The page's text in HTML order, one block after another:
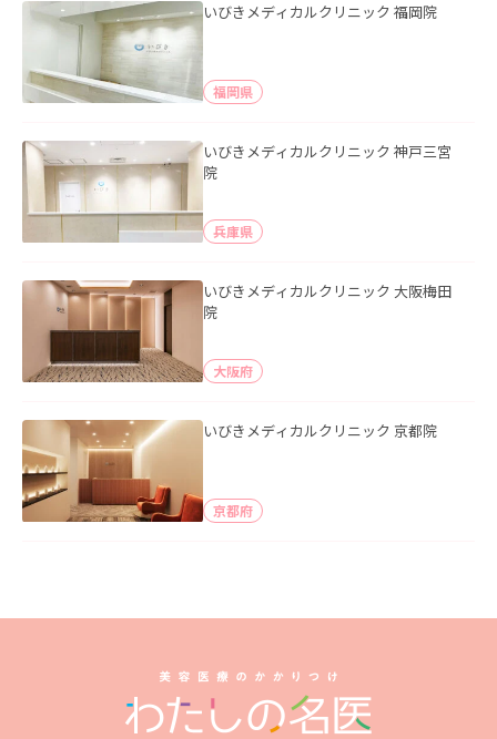
いびきメディカルクリニック 福岡院
福岡県
いびきメディカルクリニック 神戸三宮
院
兵庫県
いびきメディカルクリニック 大阪梅田
院
大阪府
いびきメディカルクリニック 京都院
京都府